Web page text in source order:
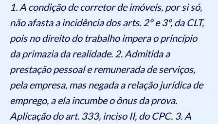
1. A condição de corretor de imóveis, por si só,
não afasta a incidência dos arts. 2º e 3º, da CLT,
pois no direito do trabalho impera o princípio
da primazia da realidade. 2. Admitida a
prestação pessoal e remunerada de serviços,
pela empresa, mas negada a relação jurídica de
emprego, a ela incumbe o ônus da prova.
Aplicação do art. 333, inciso II, do CPC. 3. A